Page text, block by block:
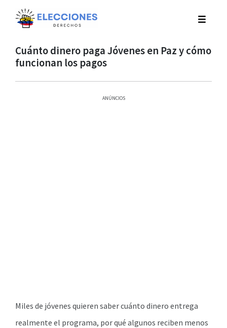
Cuánto dinero paga Jóvenes en Paz y cómo
funcionan los pagos
ANÚNCIOS
Miles de jóvenes quieren saber cuánto dinero entrega
realmente el programa, por qué algunos reciben menos